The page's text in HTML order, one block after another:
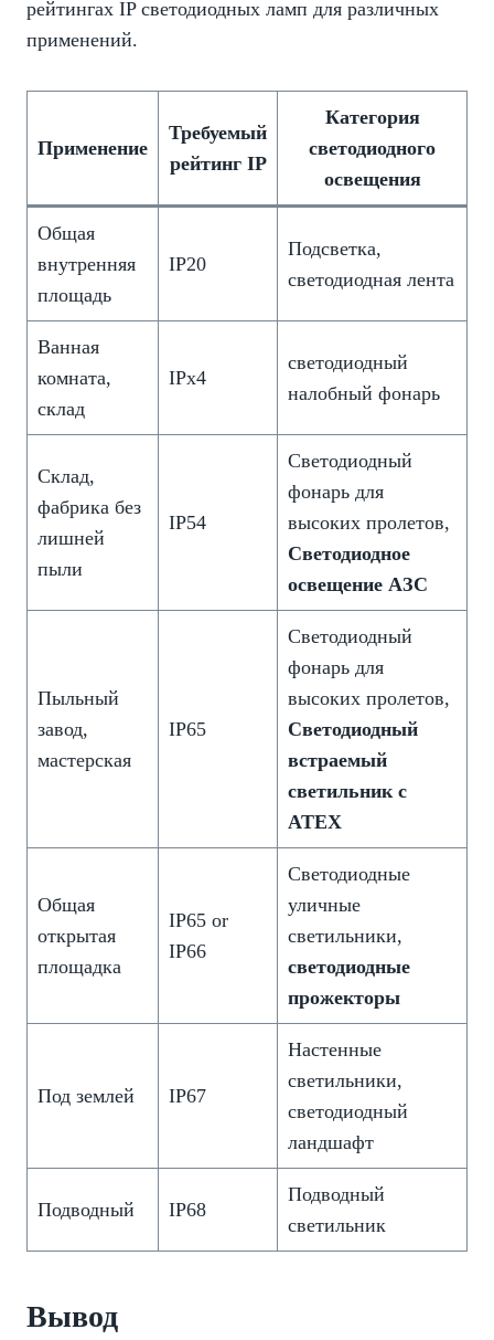
рейтингах IP светодиодных ламп для различных
применений.
Применение
Требуемый
рейтинг IP
Категория
светодиодного
освещения
Общая
внутренняя
площадь
IP20
Подсветка,
светодиодная лента
Ванная
комната,
склад
IPx4
светодиодный
налобный фонарь
Склад,
фабрика без
лишней
пыли
IP54
Светодиодный
фонарь для
высоких пролетов,
Светодиодное
освещение АЗС
Пыльный
завод,
мастерская
IP65
Светодиодный
фонарь для
высоких пролетов,
Светодиодный
встраемый
светильник с
ATEX
Общая
открытая
площадка
IP65 or
IP66
Светодиодные
уличные
светильники,
светодиодные
прожекторы
Под землей IP67
Настенные
светильники,
светодиодный
ландшафт
Подводный IP68
Подводный
светильник
Вывод